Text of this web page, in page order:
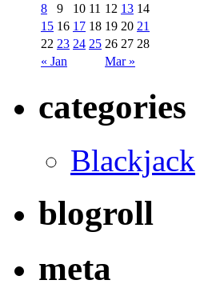
« Jan Mar »
8
9 10 11 12 13 14
15 16 17 18 19 20 21
22 23 24 25 26 27 28
categories
Blackjack
blogroll
meta